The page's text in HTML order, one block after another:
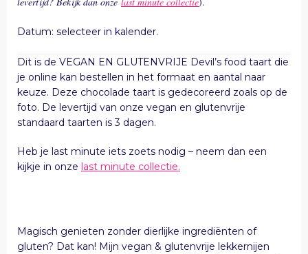
Datum: selecteer in kalender.
Dit is de VEGAN EN GLUTENVRIJE Devil’s food taart die
je online kan bestellen in het formaat en aantal naar
keuze. Deze chocolade taart is gedecoreerd zoals op de
foto. De levertijd van onze vegan en glutenvrije
standaard taarten is 3 dagen.
Heb je last minute iets zoets nodig – neem dan een
kijkje in onze last minute collectie.
Magisch genieten zonder dierlijke ingrediënten of
gluten? Dat kan! Mijn vegan & glutenvrije lekkernijen